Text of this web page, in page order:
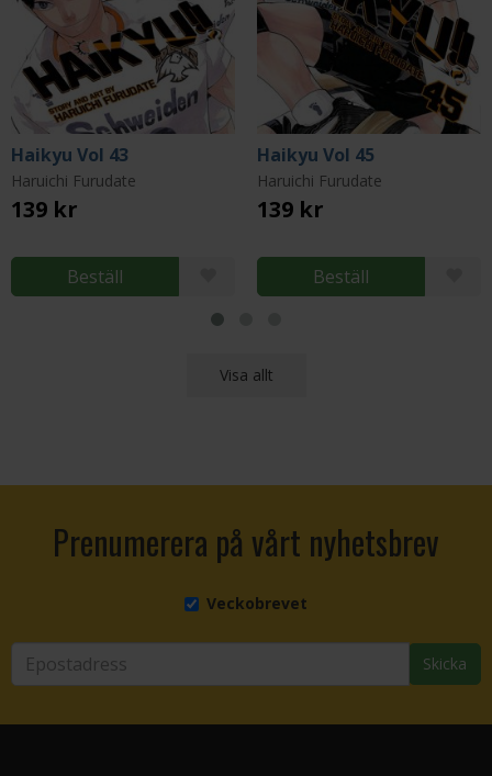
Haikyu Vol 43
Haruichi Furudate
139 kr
Beställ
Haikyu Vol 45
Haruichi Furudate
139 kr
Beställ
Visa allt
Prenumerera på vårt nyhetsbrev
Veckobrevet
Skicka